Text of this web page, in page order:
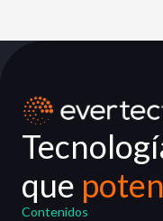
que
Contenidos